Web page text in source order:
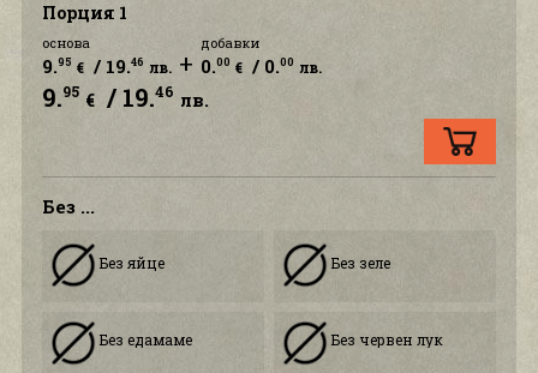
Порция 1
основа
9.95 €/ 19.46 лв. +
добавки
0.00 €/ 0.00 лв.
9.95 €/ 19.46 лв.
Без ...
Без яйце Без зеле
Без едамаме Без червен лук